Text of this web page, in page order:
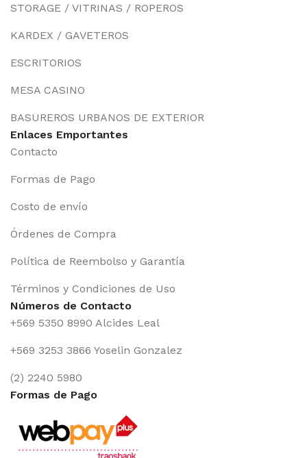
STORAGE / VITRINAS / ROPEROS
KARDEX / GAVETEROS
ESCRITORIOS
MESA CASINO
BASUREROS URBANOS DE EXTERIOR
Enlaces Emportantes
Contacto
Formas de Pago
Costo de envío
Órdenes de Compra
Política de Reembolso y Garantía
Términos y Condiciones de Uso
Números de Contacto
+569 5350 8990 Alcides Leal
+569 3253 3866 Yoselin Gonzalez
(2) 2240 5980
Formas de Pago